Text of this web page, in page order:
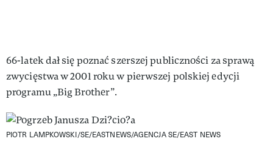
66-latek dał się poznać szerszej publiczności za sprawą
zwycięstwa w 2001 roku w pierwszej polskiej edycji
programu „Big Brother”.
PIOTR LAMPKOWSKI/SE/EASTNEWS/AGENCJA SE/EAST NEWS